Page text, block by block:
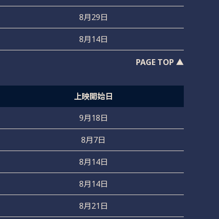
8月29日
8月14日
PAGE TOP ▲
上映開始日
9月18日
8月7日
8月14日
8月14日
8月21日